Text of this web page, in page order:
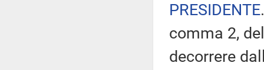
PRESIDENTE
comma 2,
decorrere